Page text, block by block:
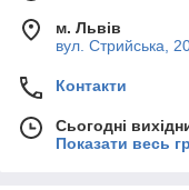
м. Львів
вул. Стрийська,
Контакти
Сьогодні
Показати весь